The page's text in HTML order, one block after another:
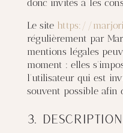
donc invités à les
Le site https://
régulièrement par
mentions légales
moment : elles
l’utilisateur qui est
souvent possible afin
3.